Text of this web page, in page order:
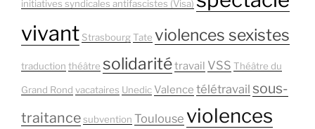
initiatives syndicales antifascistes (Visa)
vivant StrasbourgTate violences sexistes
traduction théâtre solidaritétravail VSS Théâtre du
Grand Rond vacataires Unedic Valence télétravail sous-
traitancesubvention Toulouse violences